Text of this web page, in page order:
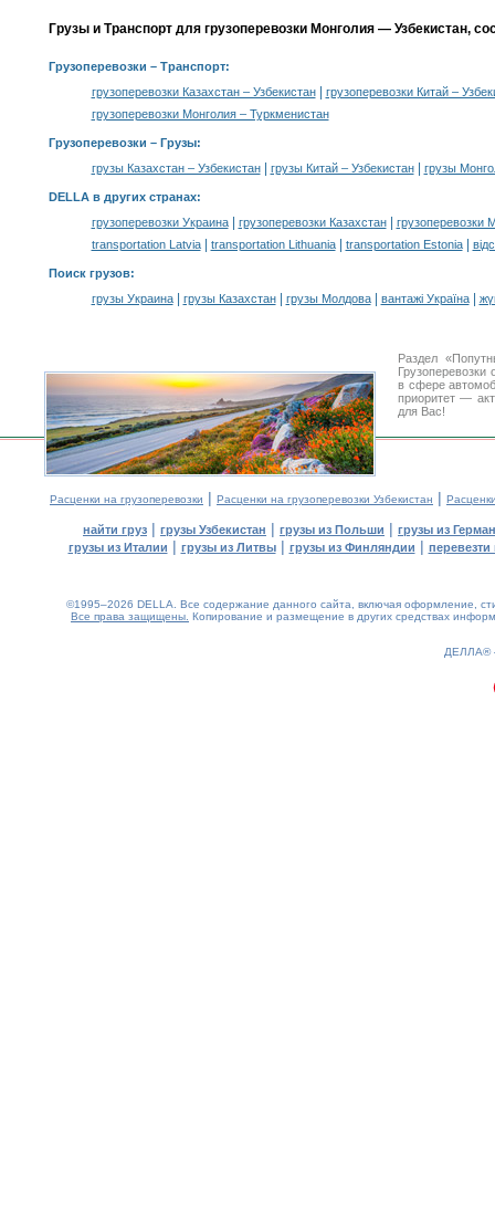
Грузы и Транспорт для грузоперевозки Монголия — Узбекистан,
Грузоперевозки – Транспорт:
грузоперевозки Казахстан – Узбекистан|
грузоперевозки Китай –
грузоперевозки Монголия – Туркменистан
Грузоперевозки – Грузы:
грузы Казахстан – Узбекистан| грузы Китай – Узбекистан| грузы
DELLA в других странах:
грузоперевозки Украина| грузоперевозки Казахстан|
грузоперевозки
transportation Latvia| transportation Lithuania| transportation Estonia|
Поиск грузов:
грузы Украина| грузы Казахстан| грузы Молдова| вантажі Україна|
Раздел
в сфере
приоритет —
для Вас!
Расценки на грузоперевозки | Расценки на грузоперевозки Узбекистан |
найти груз | грузы Узбекистан | грузы из Польши | грузы из
грузы из Италии | грузы из Литвы| грузы из Финляндии | перевезти
©1995–2026 DELLA. Все содержание данного сайта, включая оформление,
Все права защищены. Копирование и размещение в других средствах